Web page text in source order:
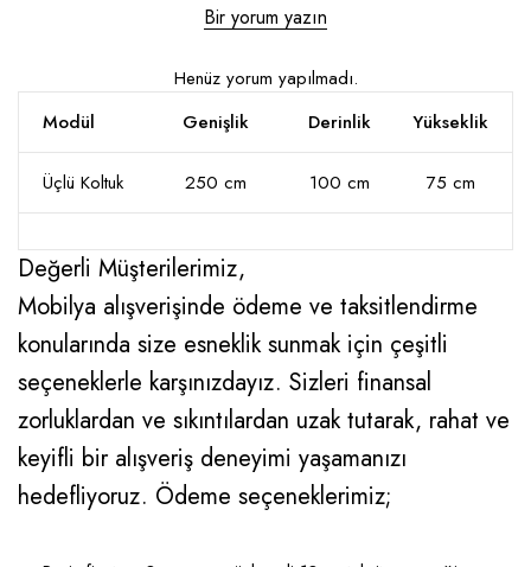
Bir yorum yazın
Henüz yorum yapılmadı.
Modül
Genişlik Derinlik Yükseklik
Üçlü Koltuk 250 cm 100 cm 75 cm
Değerli Müşterilerimiz,
Mobilya alışverişinde ödeme ve taksitlendirme
konularında size esneklik sunmak için çeşitli
seçeneklerle karşınızdayız. Sizleri finansal
zorluklardan ve sıkıntılardan uzak tutarak, rahat ve
keyifli bir alışveriş deneyimi yaşamanızı
hedefliyoruz. Ödeme seçeneklerimiz;